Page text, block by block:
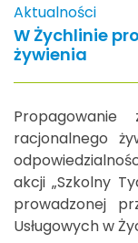
Aktualności
W Żychlinie
żywienia
racjonalnego
akcji „Szkolny
prowadzonej
Usługowych w